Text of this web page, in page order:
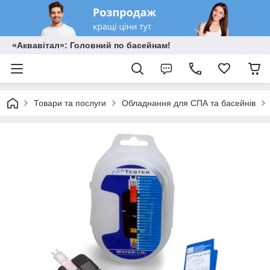
«Аквавітал»: Головний по басейнам!
Товари та послуги Обладнання для СПА та басейнів